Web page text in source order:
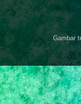
Gambar